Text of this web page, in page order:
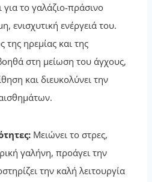
για το γαλάζιο-πράσινο
ενισχυτική ενέργειά του.
της ηρεμίας και της
στη μείωση του άγχους,
και διευκολύνει την
Μειώνει το στρες,
γαλήνη, προάγει την
την καλή λειτουργία